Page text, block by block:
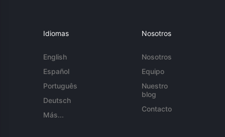
Idiomas
English
Español
Português
Deutsch
Más...
Nosotros
Nosotros
Equipo
Nuestro
blog
Contacto